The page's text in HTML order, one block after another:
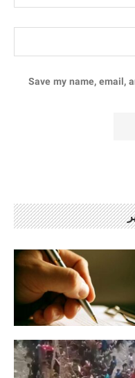
Save my name, email,